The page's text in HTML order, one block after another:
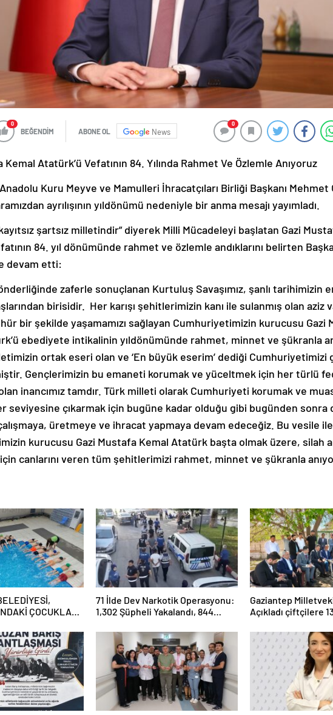
0
BEĞENDİM ABONE OL News
0
Kemal Atatürk’ü Vefatının 84. Yılında Rahmet Ve Özlemle Anıyoruz
Kuru Meyve ve Mamulleri İhracatçıları Birliği Başkanı Mehmet
ayrılışının yıldönümü nedeniyle bir anma mesajı yayımladı.
şartsız milletindir” diyerek Milli Mücadeleyi başlatan Gazi
84. yıl dönümünde rahmet ve özlemle andıklarını belirten
devam etti:
zaferle sonuçlanan Kurtuluş Savaşımız, şanlı tarihimizin
birisidir. Her karışı şehitlerimizin kanı ile sulanmış olan aziz
hür bir şekilde yaşamamızı sağlayan Cumhuriyetimizin kurucusu Gazi
ebediyete intikalinin yıldönümünde rahmet, minnet ve şükranla
ortak eseri olan ve ‘En büyük eserim’ dediği Cumhuriyetimizi
Gençlerimizin bu emaneti korumak ve yüceltmek için her türlü
inancımız tamdır. Türk milleti olarak Cumhuriyeti korumak ve
seviyesine çıkarmak için bugüne kadar olduğu gibi bugünden sonra
üretmeye ve ihracat yapmaya devam edeceğiz. Bu vesile ile
kurucusu Gazi Mustafa Kemal Atatürk başta olmak üzere, silah
canlarını veren tüm şehitlerimizi rahmet, minnet ve şükranla
ÇOCUKLARI
71 İlde Dev Narkotik Operasyonu:
1,302 Şüpheli Yakalandı, 844
Gaziantep
Açıkladı çiftçilere